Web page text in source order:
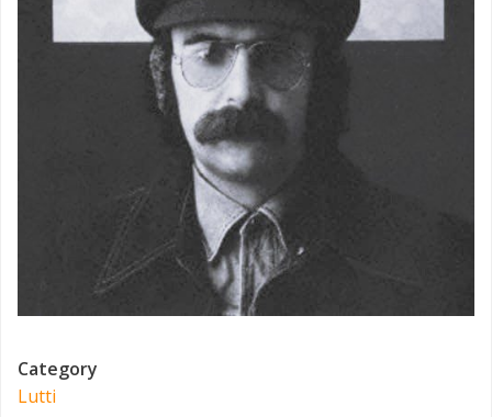
Category
Lutti